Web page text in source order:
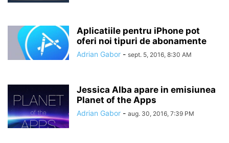
Aplicatiile pentru iPhone pot
oferi noi tipuri de abonamente
Adrian Gabor - sept. 5, 2016, 8:30 AM
Jessica Alba apare in emisiunea
Planet of the Apps
Adrian Gabor - aug. 30, 2016, 7:39 PM